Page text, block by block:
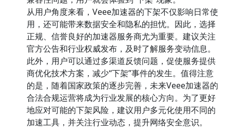
从用户角度来看，Veee加速器的下架不仅影响日常使
用，还可能带来数据安全和隐私的担忧。因此，选择
正规、信誉良好的加速器服务商尤为重要。建议关注
官方公告和行业权威发布，及时了解服务变动信息。
此外，用户可以通过多渠道反馈问题，促使服务提供
商优化技术方案，减少“下架”事件的发生。值得注意
的是，随着国家政策的逐步完善，未来Veee加速器的
合法合规运营将成为行业发展的核心方向。为了更好
地应对可能的下架风险，建议用户多元化使用不同的
加速工具，并关注行业动态，提升网络安全意识。